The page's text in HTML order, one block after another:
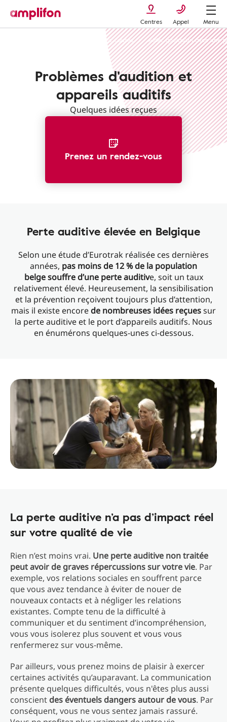
Centres Appel
Menu
La perte auditive : types, symptômes, causes
Aider quelqu'un avec une
Problèmes d'audition et
appareils auditifs
Quelques idées reçues
Prenez un rendez-vous
Perte auditive élevée en Belgique
Selon une étude d’Eurotrak réalisée ces dernières
années, pas moins de 12 % de la population
belge souffre d’une perte auditive, soit un taux
relativement élevé. Heureusement, la sensibilisation
et la prévention reçoivent toujours plus d’attention,
mais il existe encorede nombreuses idées reçuessur
la perte auditive et le port d’appareils auditifs. Nous
en énumérons quelques-unes ci-dessous.
La perte auditive n’a pas d’impact réel
sur votre qualité de vie
Rien n’est moins vrai. Une perte auditive non traitée
peut avoir de graves répercussions sur votre vie. Par
exemple, vos relations sociales en souffrent parce
que vous avez tendance à éviter de nouer de
nouveaux contacts et à négliger les relations
existantes. Compte tenu de la difficulté à
communiquer et du sentiment d’incompréhension,
vous vous isolerez plus souvent et vous vous
renfermerez sur vous-même.
Par ailleurs, vous prenez moins de plaisir à exercer
certaines activités qu’auparavant. La communication
présente quelques difficultés, vous n'êtes plus aussi
conscient des éventuels dangers autour de vous. Par
conséquent, vous ne vous sentez jamais rassuré.